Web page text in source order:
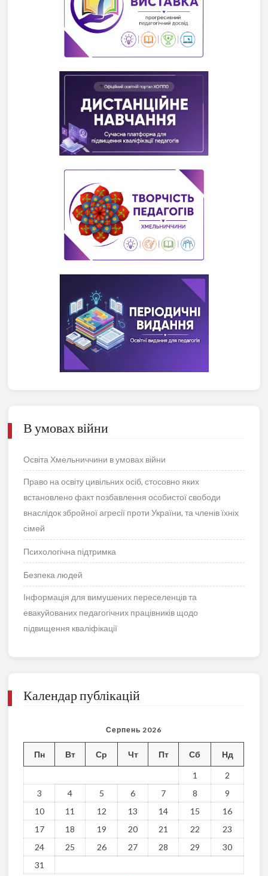
В умовах війни
Освіта Хмельниччини в умовах війни
Право на освіту цивільних осіб, стосовно яких
встановлено факт позбавлення особистої свободи
внаслідок збройної агресії проти України, та членів їхніх
сімей
Психологічна підтримка
Безпека людей
Інформація для вимушених переселенців та
евакуйованих педагогічних працівників щодо
підвищення кваліфікації
Календар публікацій
Серпень 2026
Пн Вт Ср Чт Пт Сб Нд
1
2
3
4 5 6 7 8
9
10
11 12 13 14 15
16
17
18 19 20 21 22
23
24
25 26 27 28 29
30
31